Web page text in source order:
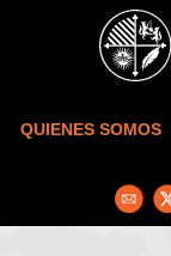
Skip to main content
QUIENES SOMOS